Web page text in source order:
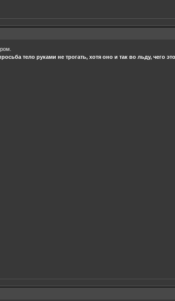
тело руками не трогать, хотя оно и так во льду, чего